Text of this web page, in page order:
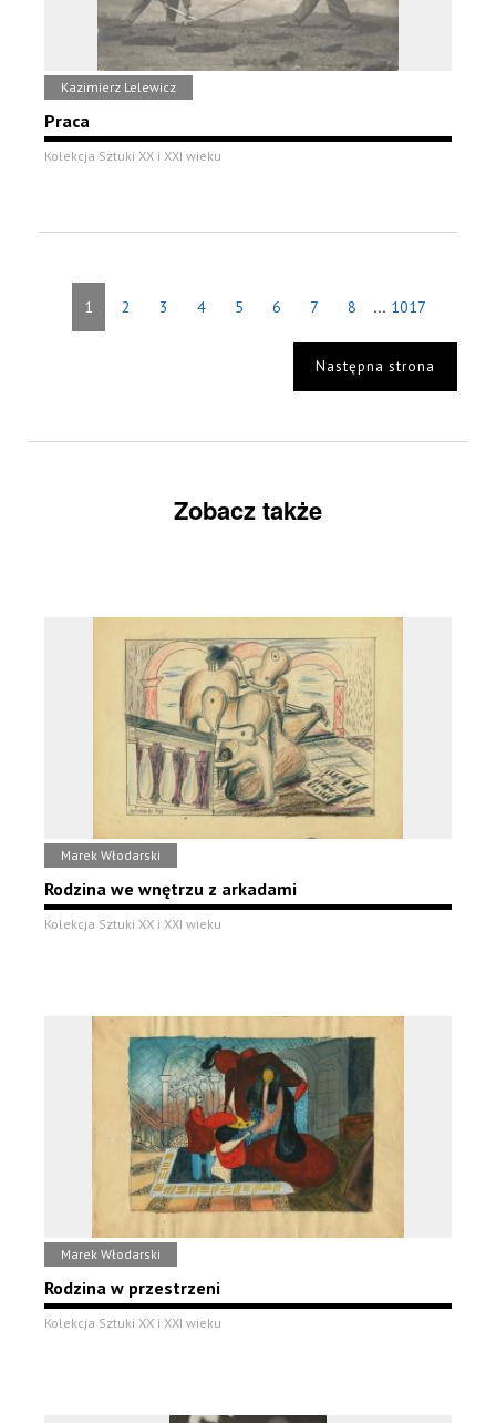
Kazimierz Lelewicz
Praca
Kolekcja Sztuki XX i XXI wieku
1 2 3 4 5 6 7 8 ... 1017
Następna strona
Zobacz także
Marek Włodarski
Rodzina we wnętrzu z arkadami
Kolekcja Sztuki XX i XXI wieku
Marek Włodarski
Rodzina w przestrzeni
Kolekcja Sztuki XX i XXI wieku